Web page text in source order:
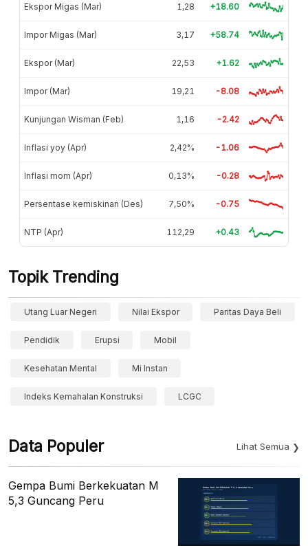
Ekspor Migas (Mar) 1,28 +18.60
Impor Migas (Mar) 3,17 +58.74
Ekspor (Mar) 22,53 +1.62
Impor (Mar) 19,21 -8.08
Kunjungan Wisman (Feb) 1,16 -2.42
Inflasi yoy (Apr) 2,42% -1.06
Inflasi mom (Apr) 0,13% -0.28
Persentase kemiskinan (Des) 7,50% -0.75
NTP (Apr) 112,29 +0.43
Topik Trending
Utang Luar Negeri Nilai Ekspor Paritas Daya Beli
Pendidik Erupsi Mobil
Kesehatan Mental Mi Instan
Indeks Kemahalan Konstruksi LCGC
Data Populer Lihat Semua
Gempa Bumi Berkekuatan M
5,3 Guncang Peru